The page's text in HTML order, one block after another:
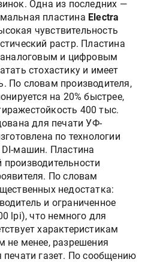
Одна из последних —
пластина Electra
чувствительность
растр. Пластина
и цифровым
стохастику и имеет
По словам производителя,
на 20% быстрее,
400 тыс.
для печати УФ-
по технологии
DI-машин. Пластина
По словам
недостатка:
и ограниченное
lpi), что немного для
характеристикам
не менее, разрешения
газет. По сообщению